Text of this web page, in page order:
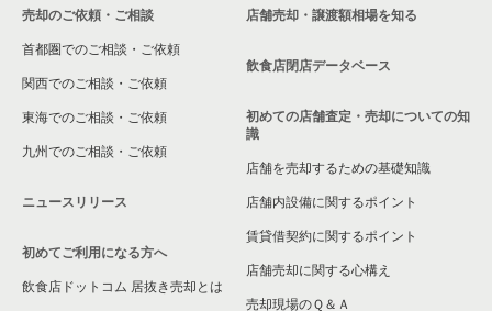
安城市の飲食店の居抜き売却物件の案件一覧
豊橋市の飲食店の居抜き売却物件の案件一覧
稲沢市の飲食店の居抜き売却物件の案件一覧
小牧市の飲食店の居抜き売却物件の案件一覧
名古屋市熱田区の飲食店の居抜き売却物件の案件一覧
豊田市の飲食店の居抜き売却物件の案件一覧
瀬戸市の飲食店の居抜き売却物件の案件一覧
売却のご依頼・ご相談
首都圏でのご相談・ご依頼
関西でのご相談・ご依頼
東海でのご相談・ご依頼
九州でのご相談・ご依頼
ニュースリリース
初めてご利用になる方へ
飲食店ドットコム 居抜き売却とは
店舗売却・譲渡額相場を知る
飲食店閉店データベース
初めての店舗査定・売却についての知
識
店舗を売却するための基礎知識
店舗内設備に関するポイント
賃貸借契約に関するポイント
店舗売却に関する心構え
売却現場のＱ＆Ａ